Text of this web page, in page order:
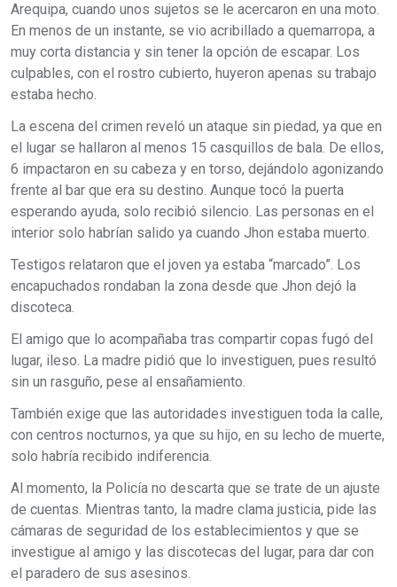
Arequipa, cuando unos sujetos se le acercaron en una moto.
En menos de un instante, se vio acribillado a quemarropa, a
muy corta distancia y sin tener la opción de escapar. Los
culpables, con el rostro cubierto, huyeron apenas su trabajo
estaba hecho.
La escena del crimen reveló un ataque sin piedad, ya que en
el lugar se hallaron al menos 15 casquillos de bala. De ellos,
6 impactaron en su cabeza y en torso, dejándolo agonizando
frente al bar que era su destino. Aunque tocó la puerta
esperando ayuda, solo recibió silencio. Las personas en el
interior solo habrían salido ya cuando Jhon estaba muerto.
Testigos relataron que el joven ya estaba “marcado”. Los
encapuchados rondaban la zona desde que Jhon dejó la
discoteca.
El amigo que lo acompañaba tras compartir copas fugó del
lugar, ileso. La madre pidió que lo investiguen, pues resultó
sin un rasguño, pese al ensañamiento.
También exige que las autoridades investiguen toda la calle,
con centros nocturnos, ya que su hijo, en su lecho de muerte,
solo habría recibido indiferencia.
Al momento, la Policía no descarta que se trate de un ajuste
de cuentas. Mientras tanto, la madre clama justicia, pide las
cámaras de seguridad de los establecimientos y que se
investigue al amigo y las discotecas del lugar, para dar con
el paradero de sus asesinos.